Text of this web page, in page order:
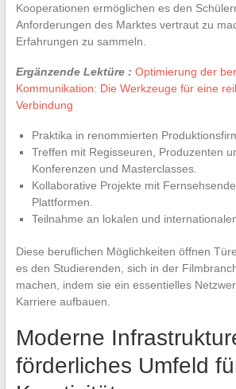
Kooperationen ermöglichen es den
Anforderungen des Marktes vertraut zu
Erfahrungen zu sammeln.
Ergänzende Lektüre : Optimierung der
Kommunikation: Die Werkzeuge für eine
Verbindung
Praktika in renommierten
Treffen mit Regisseuren, Produzenten
Konferenzen und Masterclasses.
Kollaborative Projekte mit
Plattformen.
Teilnahme an lokalen und
Diese beruflichen Möglichkeiten öffnen
es den Studierenden, sich in der
machen, indem sie ein essentielles
Karriere aufbauen.
Moderne
förderliches Umfeld